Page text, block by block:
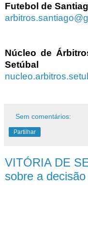
Futebol de
Núcleo de
Setúbal
Sem comentários:
Partilhar
VITÓRIA DE
sobre a